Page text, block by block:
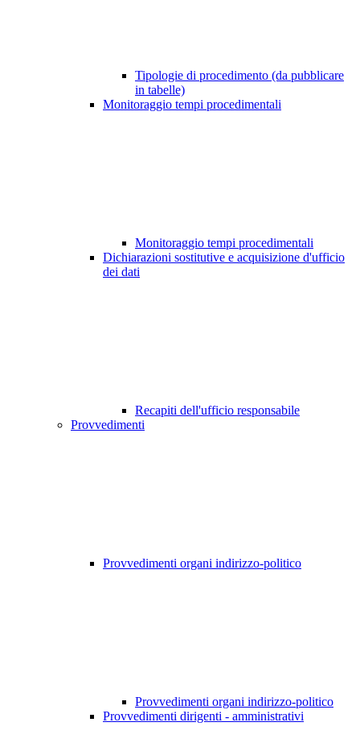
Tipologie di procedimento (da pubblicare
in tabelle)
Monitoraggio tempi procedimentali
Monitoraggio tempi procedimentali
Dichiarazioni sostitutive e acquisizione d'ufficio
dei dati
Recapiti dell'ufficio responsabile
Provvedimenti
Provvedimenti organi indirizzo-politico
Provvedimenti organi indirizzo-politico
Provvedimenti dirigenti - amministrativi